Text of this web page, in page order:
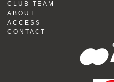
CLUB TEAM
ABOUT
ACCESS
CONTACT